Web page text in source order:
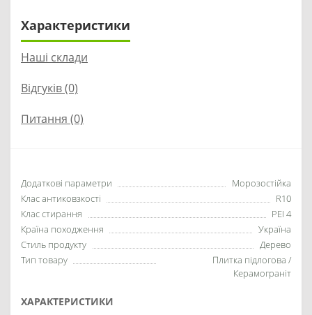
Характеристики
Наші склади
Відгуків (0)
Питання (0)
Додаткові параметри
Морозостійка
Клас антиковзкості
R10
Клас стирання
PEI 4
Країна походження
Україна
Стиль продукту
Дерево
Тип товару
Плитка підлогова /
Керамограніт
ХАРАКТЕРИСТИКИ